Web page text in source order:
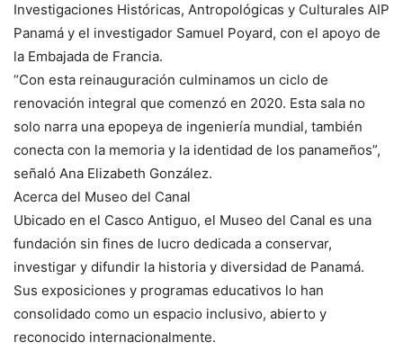
Investigaciones Históricas, Antropológicas y Culturales AIP
Panamá y el investigador Samuel Poyard, con el apoyo de
la Embajada de Francia.
“Con esta reinauguración culminamos un ciclo de
renovación integral que comenzó en 2020. Esta sala no
solo narra una epopeya de ingeniería mundial, también
conecta con la memoria y la identidad de los panameños”,
señaló Ana Elizabeth González.
Acerca del Museo del Canal
Ubicado en el Casco Antiguo, el Museo del Canal es una
fundación sin fines de lucro dedicada a conservar,
investigar y difundir la historia y diversidad de Panamá.
Sus exposiciones y programas educativos lo han
consolidado como un espacio inclusivo, abierto y
reconocido internacionalmente.